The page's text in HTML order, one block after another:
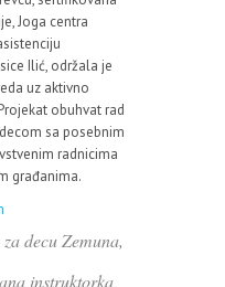
Joga centra
Ilić, održala je
uz aktivno
obuhvat rad
sa posebnim
radnicima
građanima.
decu Zemuna,
instruktorka